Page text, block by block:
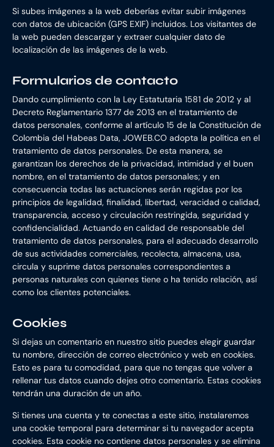
Si subes imágenes a la web deberías evitar subir imágenes
con datos de ubicación (GPS EXIF) incluidos. Los visitantes de
la web pueden descargar y extraer cualquier dato de
localización de las imágenes de la web.
Formularios de contacto
Dando cumplimiento con la Ley Estatutaria 1581 de 2012 y al
Decreto Reglamentario 1377 de 2013 en el tratamiento de
datos personales, conforme al artículo 15 de la Constitución de
Colombia del Habeas Data, JOWEB.CO adopta la política en el
tratamiento de datos personales. De esta manera, se
garantizan los derechos de la privacidad, intimidad y el buen
nombre, en el tratamiento de datos personales; y en
consecuencia todas las actuaciones serán regidas por los
principios de legalidad, finalidad, libertad, veracidad o calidad,
transparencia, acceso y circulación restringida, seguridad y
confidencialidad. Actuando en calidad de responsable del
tratamiento de datos personales, para el adecuado desarrollo
de sus actividades comerciales, recolecta, almacena, usa,
circula y suprime datos personales correspondientes a
personas naturales con quienes tiene o ha tenido relación, así
como los clientes potenciales.
Cookies
Si dejas un comentario en nuestro sitio puedes elegir guardar
tu nombre, dirección de correo electrónico y web en cookies.
Esto es para tu comodidad, para que no tengas que volver a
rellenar tus datos cuando dejes otro comentario. Estas cookies
tendrán una duración de un año.
Si tienes una cuenta y te conectas a este sitio, instalaremos
una cookie temporal para determinar si tu navegador acepta
cookies. Esta cookie no contiene datos personales y se elimina